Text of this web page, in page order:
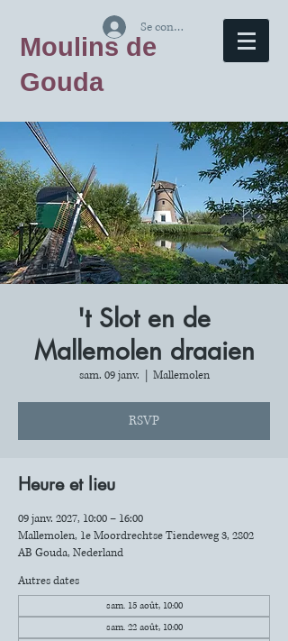
Moulins de
Gouda
Se connecter
't Slot en de
Mallemolen draaien
sam. 09 janv. Mallemolen
RSVP
Heure et lieu
09 janv. 2027, 10:00 – 16:00
Mallemolen, 1e Moordrechtse Tiendeweg 3, 2802
AB Gouda, Nederland
Autres dates
sam. 15 août, 10:00
sam. 22 août, 10:00